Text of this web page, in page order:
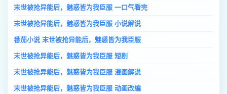
末世被抢异能后，魅惑皆为我臣服 一口气看完
末世被抢异能后，魅惑皆为我臣服 小说解说
番茄小说 末世被抢异能后，魅惑皆为我臣服
末世被抢异能后，魅惑皆为我臣服 短剧
末世被抢异能后，魅惑皆为我臣服 漫画解说
末世被抢异能后，魅惑皆为我臣服 动画改编